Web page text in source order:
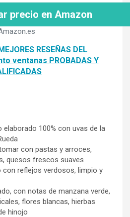
precio en Amazon
RESEÑAS DEL
ventanas PROBADAS Y
elaborado 100% con uvas de la
con pastas y arroces,
quesos frescos suaves
con reflejos verdosos, limpio y
con notas de manzana verde,
flores blancas, hierbas
hinojo